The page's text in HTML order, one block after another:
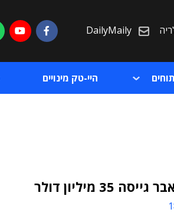
DailyMaily
היי-טק מינויים
מיליון דולר